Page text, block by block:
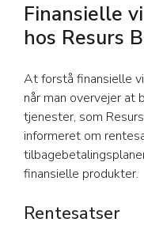
Finansielle
hos Resurs
At forstå finansielle
når man overvejer at
tjenester, som
informeret om
finansielle produkter.
Rentesatser